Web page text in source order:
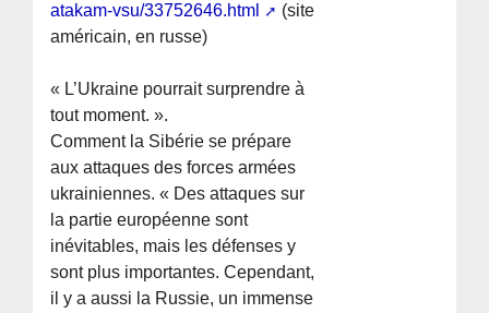
atakam-vsu/33752646.html
(site
américain, en russe)
« L’Ukraine pourrait surprendre à
tout moment. ».
Comment la Sibérie se prépare
aux attaques des forces armées
ukrainiennes. « Des attaques sur
la partie européenne sont
inévitables, mais les défenses y
sont plus importantes. Cependant,
il y a aussi la Russie, un immense